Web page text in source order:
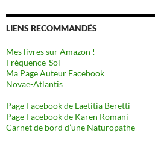
LIENS RECOMMANDÉS
Mes livres sur Amazon !
Fréquence-Soi
Ma Page Auteur Facebook
Novae-Atlantis
Page Facebook de Laetitia Beretti
Page Facebook de Karen Romani
Carnet de bord d’une Naturopathe